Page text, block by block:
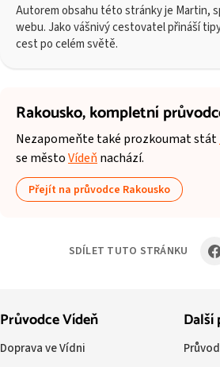
Autorem obsahu této stránky je Martin,
webu. Jako vášnivý cestovatel přináší
cest po celém světě.
Rakousko,kompletní
Nezapomeňte také prozkoumat stát
se městoVídeň nachází.
Přejít na průvodce Rakousko
SDÍLET TUTO STRÁNKU
Průvodce Vídeň
Doprava ve Vídni
Další